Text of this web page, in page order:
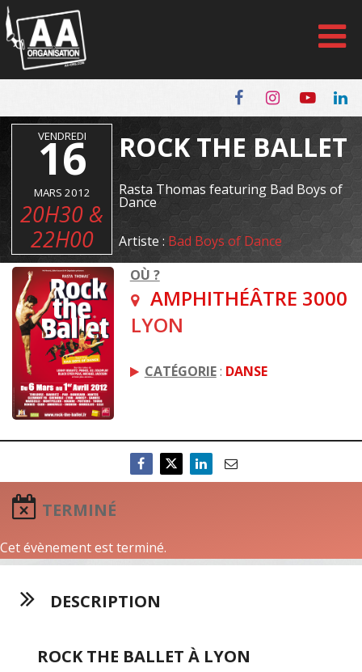
Panneau de gestion des cookies
VENDREDI
16
MARS 2012
20H30 &
22H00
ROCK THE BALLET
Rasta Thomas featuring Bad Boys of
Dance
Artiste : Bad Boys of Dance
OÙ ?
AMPHITHÉÂTRE 3000
LYON
CATÉGORIE: DANSE
TERMINÉ
Cet évènement est terminé.
DESCRIPTION
ROCK THE BALLET À LYON